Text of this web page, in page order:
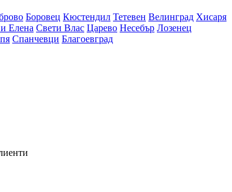
Боровец Кюстендил Тетевен Велинград Хисаря
Елена Свети Влас Царево Несебър Лозенец
Спанчевци Благоевград